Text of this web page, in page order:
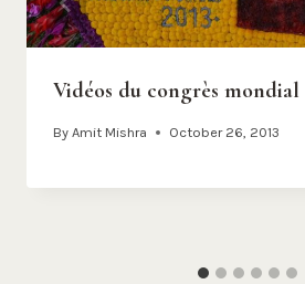
Vidéos du congrès mondial
By Amit Mishra October 26, 2013